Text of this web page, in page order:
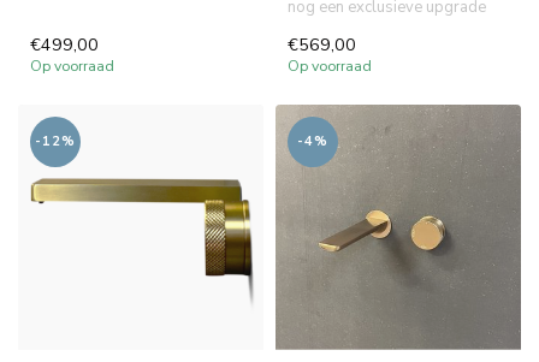
voll...
€499,00
Op voorraad
nog een exclusieve upgrade
Wa...
€569,00
Op voorraad
-12% -4%